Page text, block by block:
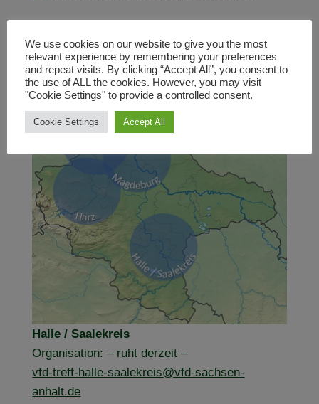
Halle / Saalekreis
Organisation: – ruht derzeit –
vfd-treff-halle-saalekreis@vfd-sachsen-
anhalt.de
We use cookies on our website to give you the most
relevant experience by remembering your preferences
and repeat visits. By clicking “Accept All”, you consent to
the use of ALL the cookies. However, you may visit
"Cookie Settings" to provide a controlled consent.
Cookie Settings Accept All